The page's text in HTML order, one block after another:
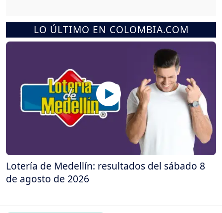
LO ÚLTIMO EN COLOMBIA.COM
Lotería de Medellín: resultados del sábado 8
de agosto de 2026